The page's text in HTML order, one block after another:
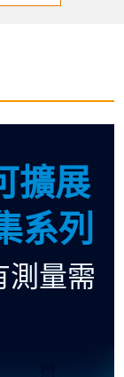
擴展
系列
測量需